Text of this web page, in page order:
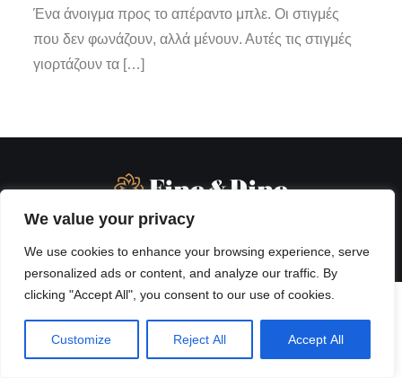
We value your privacy
We use cookies to enhance your browsing experience, serve
personalized ads or content, and analyze our traffic. By
clicking "Accept All", you consent to our use of cookies.
Customize Reject All Accept All
Ένα άνοιγμα προς το απέραντο μπλε. Οι στιγμές
που δεν φωνάζουν, αλλά μένουν. Αυτές τις στιγμές
γιορτάζουν τα […]